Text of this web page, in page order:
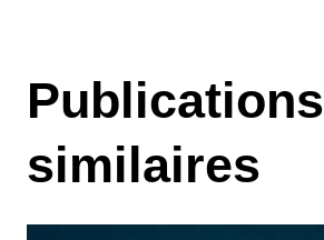
Publications
similaires